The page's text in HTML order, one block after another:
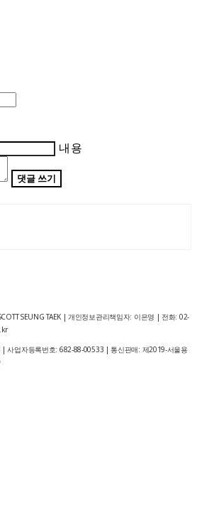
내용
댓글 쓰기
SEUNG TAEK | 개인정보관리책임자: 이은영 | 전화: 02-
사업자등록번호: 682-88-00533 | 통신판매: 제2019-서울용